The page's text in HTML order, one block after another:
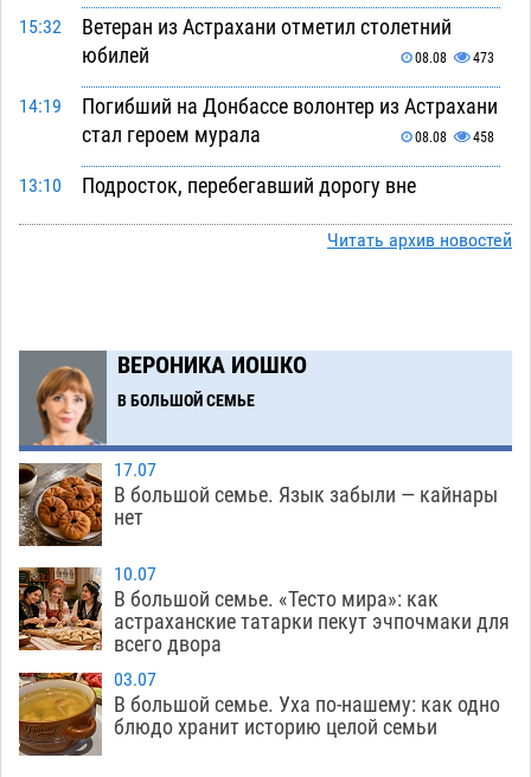
15:32
Ветеран из Астрахани отметил столетний
юбилей
08.08 473
14:19
Погибший на Донбассе волонтер из Астрахани
стал героем мурала
08.08 458
13:10
Подросток, перебегавший дорогу вне
08.08 592
08.08 389
10:51
Фаворитская ноша: астраханские
гандболисты крупно проиграли пермякам
09:00
Лидеры чеченской диаспоры в Астрахани
осудили выходку молодого лихача с улицы
Никольской
18:00
Завтра астраханцы проведут день в режиме
экстремальной температурной нагрузки
17:09
Астраханский котлован с мусором угрожает
плодородию Харабалинского района
Читать архив новостей
ВЕРОНИКА ИОШКО
В БОЛЬШОЙ СЕМЬЕ
17.07
В большой семье. Язык забыли — кайнары
нет
10.07
В большой семье. «Тесто мира»: как
астраханские татарки пекут эчпочмаки для
всего двора
03.07
В большой семье. Уха по-нашему: как одно
блюдо хранит историю целой семьи